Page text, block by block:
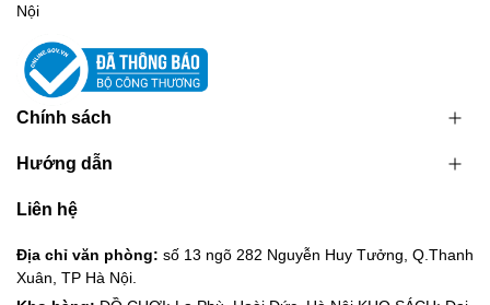
Nội
Chính sách
Hướng dẫn
Liên hệ
Địa chỉ văn phòng: số 13 ngõ 282 Nguyễn Huy Tưởng, Q.Thanh
Xuân, TP Hà Nội.